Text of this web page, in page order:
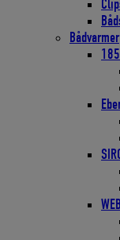
Bådvarmer